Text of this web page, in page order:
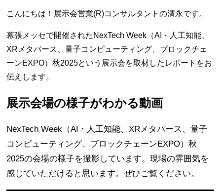
こんにちは！展示会営業(R)コンサルタントの清永です。
幕張メッセで開催されたNexTech Week（AI・人工知能、
XRメタバース、量子コンピューティング、ブロックチェ
ーンEXPO）秋2025という展示会を取材したレポートをお
伝えします。
展示会場の様子がわかる動画
NexTech Week（AI・人工知能、XRメタバース、量子
コンピューティング、ブロックチェーンEXPO）秋
2025の会場の様子を撮影しています。現場の雰囲気を
感じていただけると思います。ぜひご覧ください。